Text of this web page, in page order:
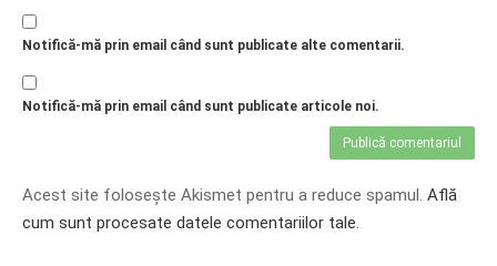
Notifică-mă prin email când sunt publicate alte comentarii.
Notifică-mă prin email când sunt publicate articole noi.
Acest site folosește Akismet pentru a reduce spamul. Află
cum sunt procesate datele comentariilor tale.